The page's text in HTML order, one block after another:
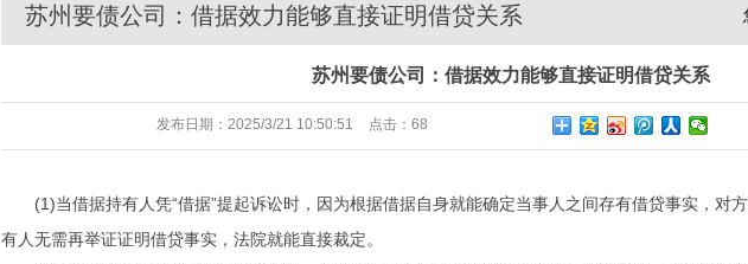
苏州要债公司：借据效力能够直接证明借贷关系
苏州要债公司：借据效力能够直接证明借贷关系
发布日期： 2025/3/21 10:50:51 点击： 68
(1)当借据持有人凭“借据”提起诉讼时，因为根据借据自身就能确定当事人之间存有借贷事实，对
有人无需再举证证明借贷事实，法院就能直接裁定。